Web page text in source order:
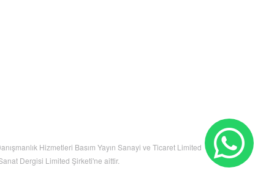
Hizmetleri Basım Yayın Sanayi ve Ticaret Limited
Dergisi Limited Şirketi'ne aittir.